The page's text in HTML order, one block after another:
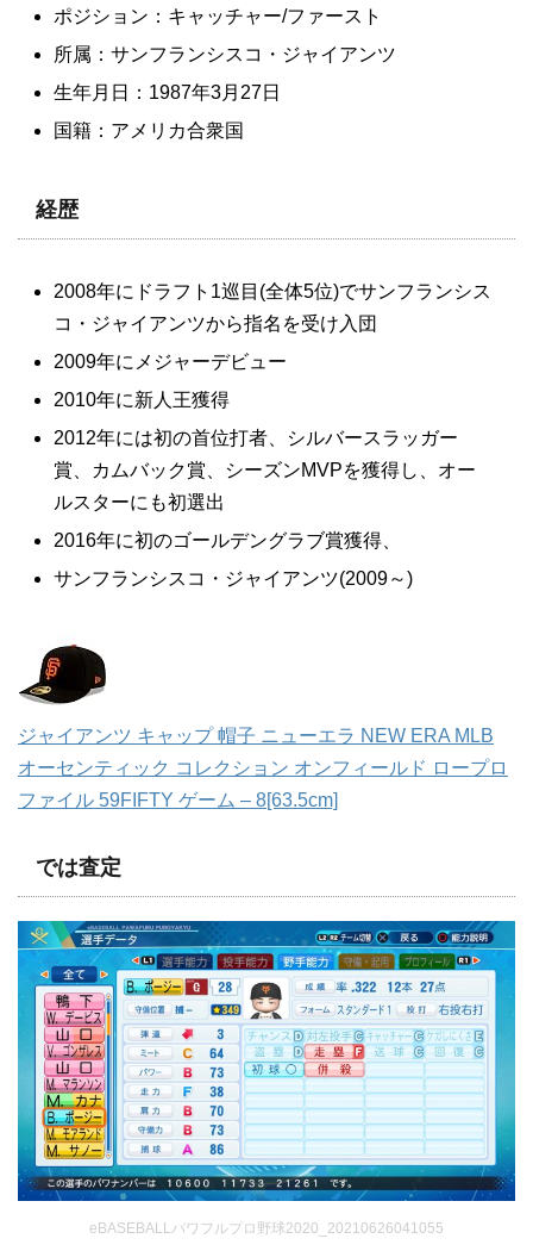
ポジション：キャッチャー/ファースト
所属：サンフランシスコ・ジャイアンツ
生年月日：1987年3月27日
国籍：アメリカ合衆国
経歴
2008年にドラフト1巡目(全体5位)でサンフランシス
コ・ジャイアンツから指名を受け入団
2009年にメジャーデビュー
2010年に新人王獲得
2012年には初の首位打者、シルバースラッガー
賞、カムバック賞、シーズンMVPを獲得し、オー
ルスターにも初選出
2016年に初のゴールデングラブ賞獲得、
サンフランシスコ・ジャイアンツ(2009～)
ジャイアンツ キャップ 帽子 ニューエラ NEW ERA MLB
オーセンティック コレクション オンフィールド ロープロ
ファイル 59FIFTY ゲーム – 8[63.5cm]
では査定
eBASEBALLパワフルプロ野球2020_20210626041055